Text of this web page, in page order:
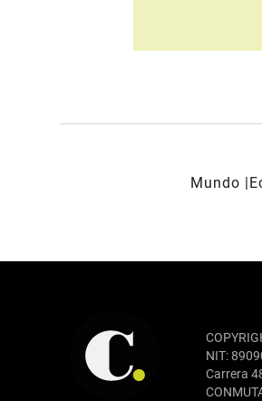
Mundo
NIT:
Carrera